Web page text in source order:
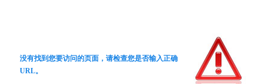
没有找到您要访问的页面，请检查您是否输入正确
URL。